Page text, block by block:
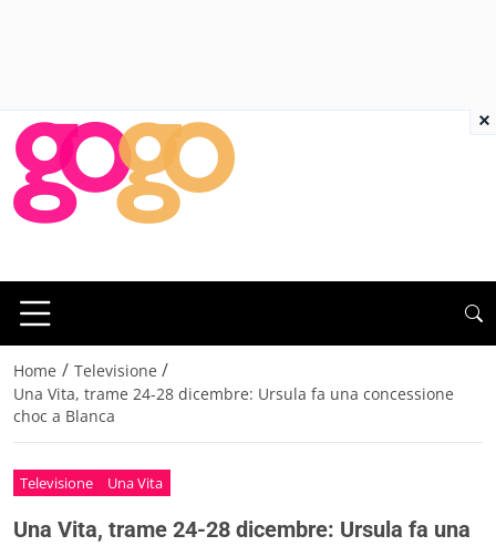
Home / Televisione /
Una Vita, trame 24-28 dicembre: Ursula fa una concessione
choc a Blanca
Televisione Una Vita
Una Vita, trame 24-28 dicembre: Ursula fa una
×